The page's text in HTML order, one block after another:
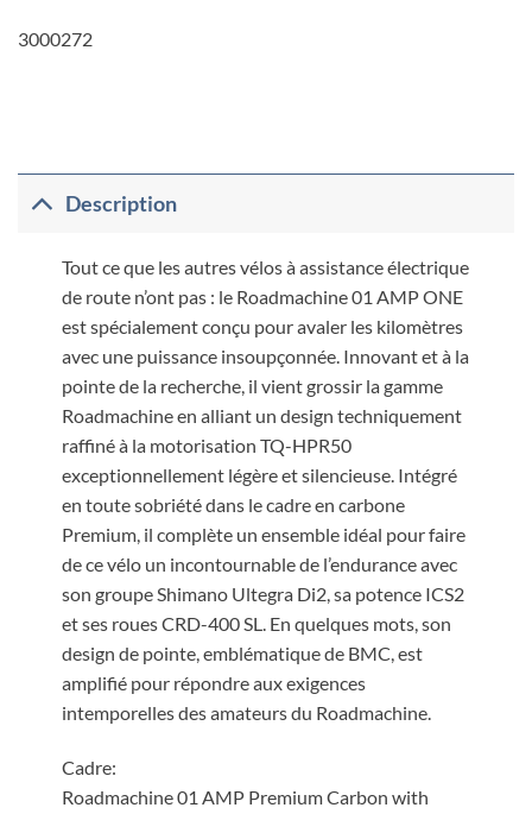
3000272
Description
Tout ce que les autres vélos à assistance électrique
de route n’ont pas : le Roadmachine 01 AMP ONE
est spécialement conçu pour avaler les kilomètres
avec une puissance insoupçonnée. Innovant et à la
pointe de la recherche, il vient grossir la gamme
Roadmachine en alliant un design techniquement
raffiné à la motorisation TQ-HPR50
exceptionnellement légère et silencieuse. Intégré
en toute sobriété dans le cadre en carbone
Premium, il complète un ensemble idéal pour faire
de ce vélo un incontournable de l’endurance avec
son groupe Shimano Ultegra Di2, sa potence ICS2
et ses roues CRD-400 SL. En quelques mots, son
design de pointe, emblématique de BMC, est
amplifié pour répondre aux exigences
intemporelles des amateurs du Roadmachine.
Cadre:
Roadmachine 01 AMP Premium Carbon with